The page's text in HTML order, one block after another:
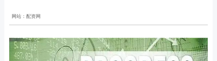
网站：配资网